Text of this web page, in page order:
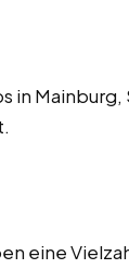
in
eine